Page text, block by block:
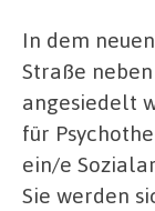
In dem
Straße
angesiedelt
für
ein/e
Sie werden